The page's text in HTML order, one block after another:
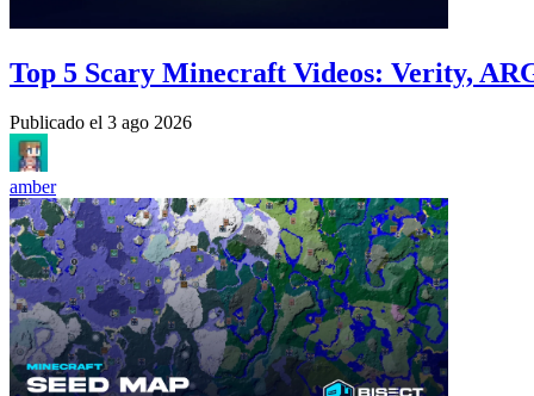
Top 5 Scary Minecraft Videos: Verity,
Publicado el 3 ago 2026
amber